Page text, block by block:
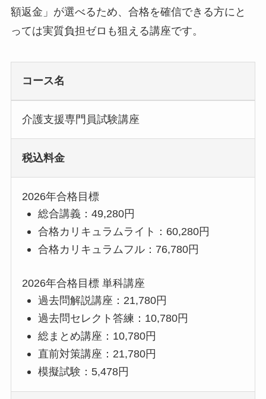
額返金」が選べるため、合格を確信できる方にと
っては実質負担ゼロも狙える講座です。
コース名
介護支援専門員試験講座
税込料金
2026年合格目標
総合講義：49,280円
合格カリキュラムライト：60,280円
合格カリキュラムフル：76,780円
2026年合格目標 単科講座
過去問解説講座：21,780円
過去問セレクト答練：10,780円
総まとめ講座：10,780円
直前対策講座：21,780円
模擬試験：5,478円